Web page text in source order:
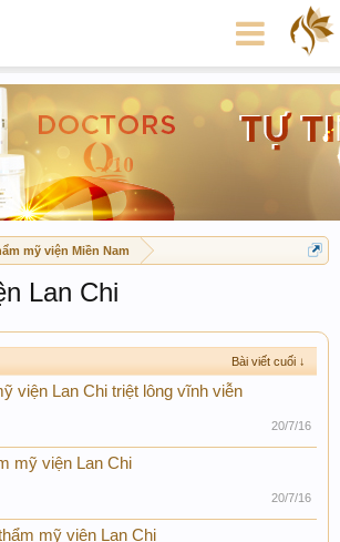
mỹ viện Miền Nam
Lan Chi
Bài viết cuối ↓
viện Lan Chi triệt lông vĩnh viễn
20/7/16
mỹ viện Lan Chi
20/7/16
mỹ viện Lan Chi